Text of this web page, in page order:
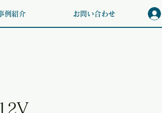
例紹介 お問い合わせ